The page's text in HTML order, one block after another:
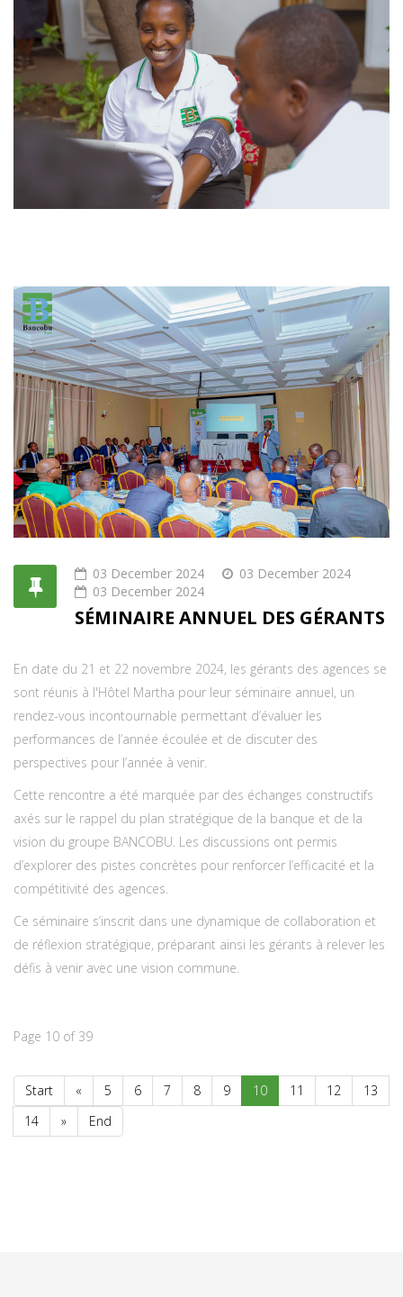
03 December 2024
03 December 2024
03 December 2024
SÉMINAIRE ANNUEL DES GÉRANTS
En date du 21 et 22 novembre 2024, les gérants des agences se
sont réunis à l'Hôtel Martha pour leur séminaire annuel, un
rendez-vous incontournable permettant d’évaluer les
performances de l’année écoulée et de discuter des
perspectives pour l’année à venir.
Cette rencontre a été marquée par des échanges constructifs
axés sur le rappel du plan stratégique de la banque et de la
vision du groupe BANCOBU. Les discussions ont permis
d’explorer des pistes concrètes pour renforcer l’efficacité et la
compétitivité des agences.
Ce séminaire s’inscrit dans une dynamique de collaboration et
de réflexion stratégique, préparant ainsi les gérants à relever les
défis à venir avec une vision commune.
Page 10 of 39
Start « 5 6 7 8 9 10 11 12
13
14
» End